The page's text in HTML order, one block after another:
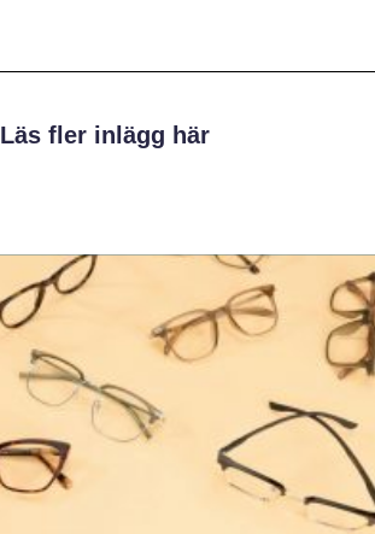
Läs fler inlägg här